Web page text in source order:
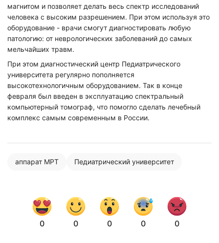
магнитом и позволяет делать весь спектр исследований
человека с высоким разрешением. При этом используя это
оборудование - врачи смогут диагностировать любую
патологию: от неврологических заболеваний до самых
мельчайших травм.
При этом диагностический центр Педиатрического
университета регулярно пополняется
высокотехнологичным оборудованием. Так в конце
февраля был введен в эксплуатацию спектральный
компьютерный томограф, что помогло сделать лечебный
комплекс самым современным в России.
аппарат МРТ Педиатрический университет
0 0 0 0 0